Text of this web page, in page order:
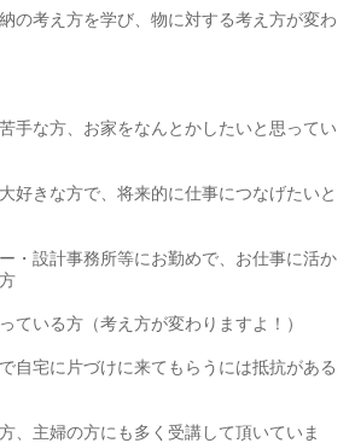
の考え方を学び、物に対する考え方が変わ
手な方、お家をなんとかしたいと思ってい
好きな方で、将来的に仕事につなげたいと
・設計事務所等にお勤めで、お仕事に活か
ている方（考え方が変わりますよ！）
自宅に片づけに来てもらうには抵抗がある
、主婦の方にも多く受講して頂いていま